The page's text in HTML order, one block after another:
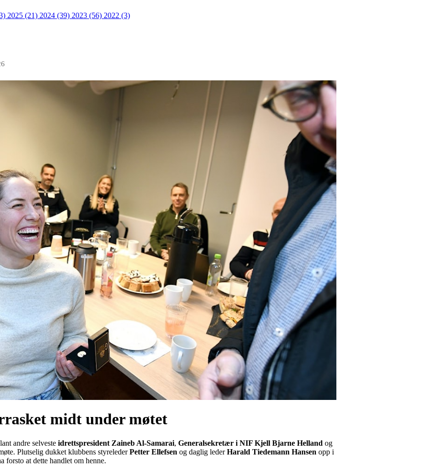
2025 (21) 2024 (39) 2023 (56) 2022 (3)
midt under møtet
andre selveste idrettspresident Zaineb Al-Samarai, Generalsekretær i NIF Kjell Bjarne Helland og
Plutselig dukket klubbens styrelederPetter Ellefsen og daglig lederHarald Tiedemann Hansen opp i
forsto at dette handlet om henne.